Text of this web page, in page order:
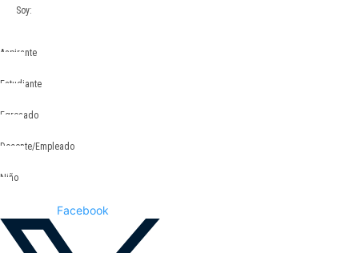
Soy:
Aspirante
Estudiante
Egresado
Docente/Empleado
Niño
Facebook